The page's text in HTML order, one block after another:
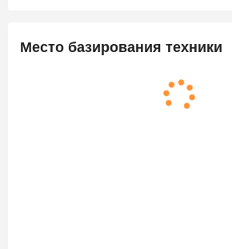
Место базирования техники